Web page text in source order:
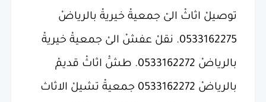
توصيلْ اثاثْ الىْ جمعيةْ خيريةْ بالرياضْ
0533162275. نقلْ عفشْ الىْ جمعيةْ خيريةْ
بالرياضْ 0533162272. طشَْ اثاثْ قديمْ
بالرياضْ 0533162272 جمعيةْ تشيلْ الاثاث